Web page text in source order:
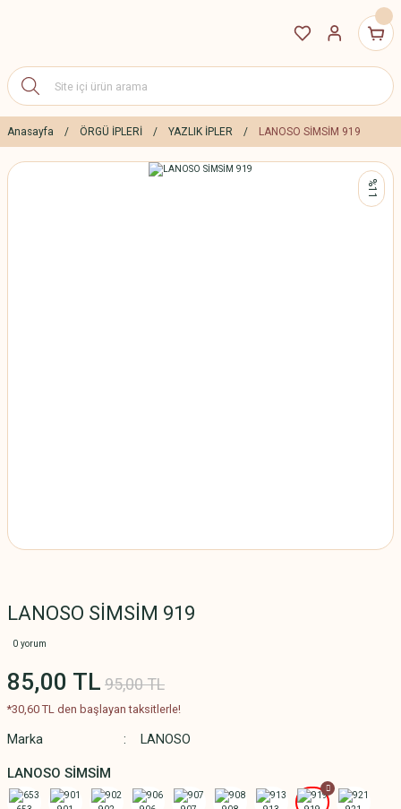
Anasayfa ÖRGÜ İPLERİ YAZLIK İPLER LANOSO SİMSİM 919
%11
LANOSO SİMSİM 919
0 yorum
85,00 TL 95,00 TL
*30,60 TL den başlayan taksitlerle!
Marka LANOSO
LANOSO SİMSİM